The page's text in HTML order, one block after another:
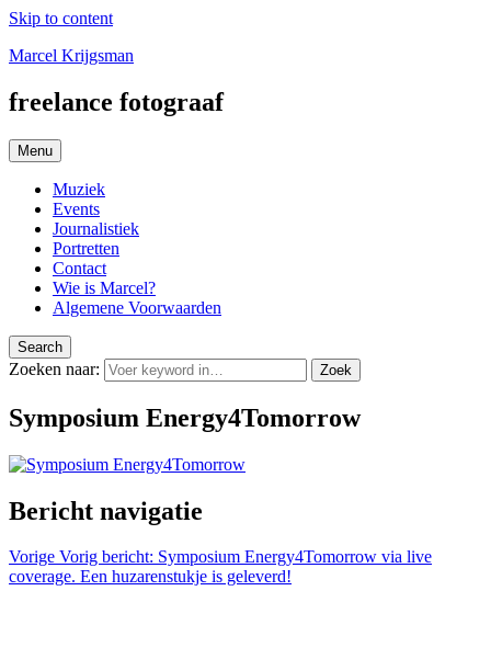
Skip to content
Marcel Krijgsman
freelance fotograaf
Menu
Muziek
Events
Journalistiek
Portretten
Contact
Wie is Marcel?
Algemene Voorwaarden
Search
Zoeken naar: Zoek
Symposium Energy4Tomorrow
Bericht navigatie
Vorige Vorig bericht: Symposium Energy4Tomorrow via live
coverage. Een huzarenstukje is geleverd!